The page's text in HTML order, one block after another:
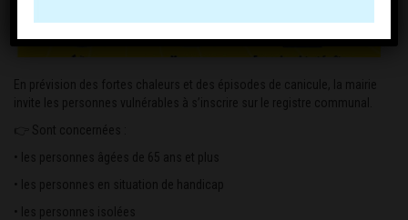
En prévision des fortes chaleurs et des épisodes de canicule, la mairie
invite les personnes vulnérables à s’inscrire sur le registre communal.
👉 Sont concernées :
• les personnes âgées de 65 ans et plus
• les personnes en situation de handicap
• les personnes isolées